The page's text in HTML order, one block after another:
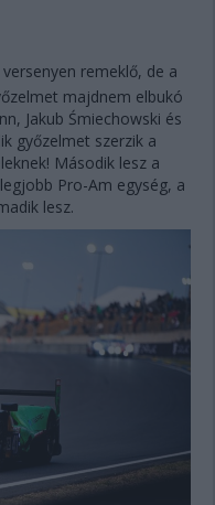
remeklő, de a
majdnem elbukó
Jakub Śmiechowski és
győzelmet szerzik a
Második lesz a
Pro-Am egység, a
lesz.